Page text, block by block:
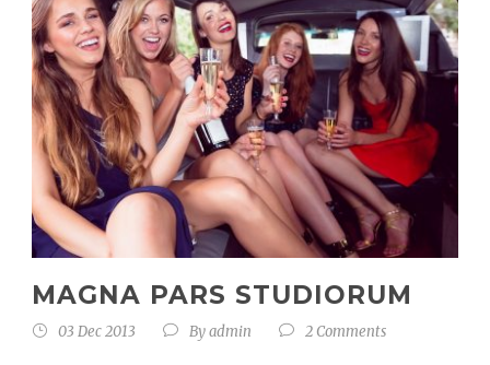
MAGNA PARS STUDIORUM
03 Dec 2013 Byadmin 2 Comments